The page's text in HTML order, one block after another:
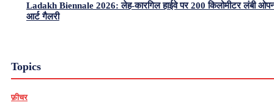
Ladakh Biennale 2026: लेह-कारगिल हाईवे पर 200 किलोमीटर लंबी
आर्ट गैलरी
Topics
फ़ीचर